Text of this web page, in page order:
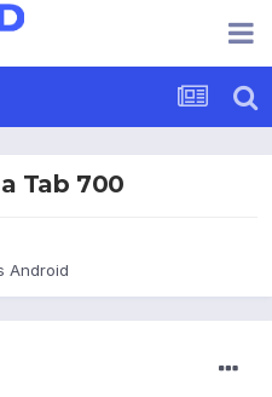
Tab 700
Android